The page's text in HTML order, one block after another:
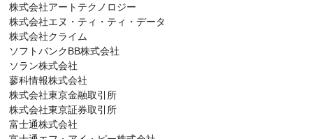
株式会社アートテクノロジー
株式会社エヌ・ティ・ティ・データ
株式会社クライム
ソフトバンクBB株式会社
ソラン株式会社
蓼科情報株式会社
株式会社東京金融取引所
株式会社東京証券取引所
富士通株式会社